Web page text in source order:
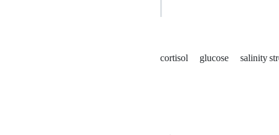
cortisol glucose salinity